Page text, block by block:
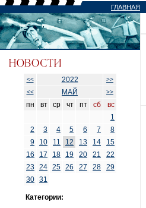
ГЛАВНАЯ
<< 2022
>>
<<
МАЙ >>
пн вт ср чт пт сб
вс
1
2
3 4 5 6 7
8
9
10 11 12 13 14
15
16
17 18 19 20 21
22
23 24 25 26 27 28
29
30 31
Категории: